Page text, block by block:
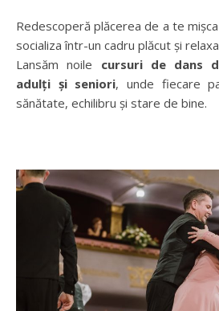
Redescoperă plăcerea de a te mișca în ritmul muzicii și de a
socializa într-un cadru plăcut și
Lansăm noile cursuri de dans
adulți și seniori, unde fiecare
sănătate, echilibru și stare de bine.